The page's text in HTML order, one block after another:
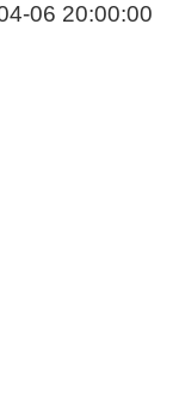
06 20:00:00